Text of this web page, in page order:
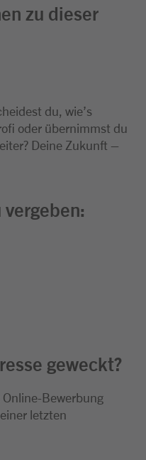
zu dieser
du, wie’s
oder übernimmst du
Deine Zukunft –
geweckt?
Bewerbung
letzten